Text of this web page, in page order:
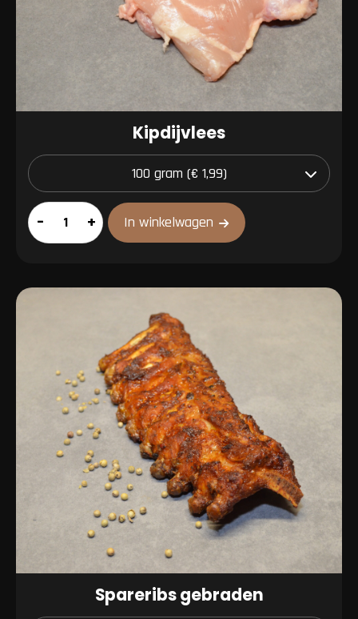
Kipdijvlees
Kipdijvlees
aantal
– + In winkelwagen
Spareribs gebraden